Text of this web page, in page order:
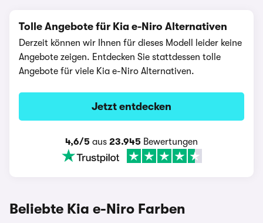
Tolle Angebote für Kia e-Niro Alternativen
Derzeit können wir Ihnen für dieses Modell leider keine
Angebote zeigen. Entdecken Sie stattdessen tolle
Angebote für viele Kia e-Niro Alternativen.
Jetzt entdecken
4,6/5 aus 23.945 Bewertungen
Beliebte Kia e-Niro Farben